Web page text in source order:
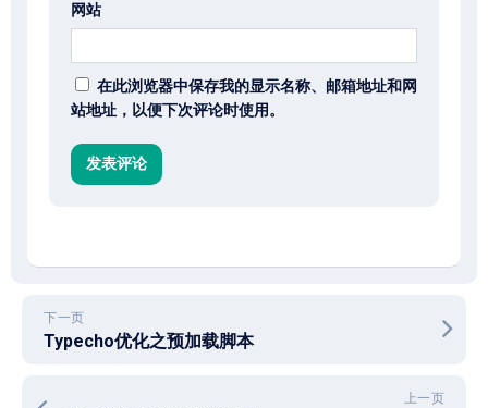
网站
在此浏览器中保存我的显示名称、邮箱地址和网
站地址，以便下次评论时使用。
下一页
Typecho优化之预加载脚本
上一页